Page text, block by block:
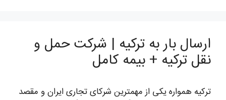
ارسال بار به ترکیه | شرکت حمل و
نقل ترکیه + بیمه کامل
ترکیه همواره یکی از مهمترین شرکای تجاری ایران و مقصد